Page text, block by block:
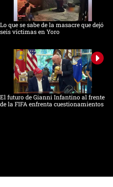
Lo que se sabe de la masacre que dejó
seis víctimas en Yoro
El futuro de Gianni Infantino al frente
de la FIFA enfrenta cuestionamientos